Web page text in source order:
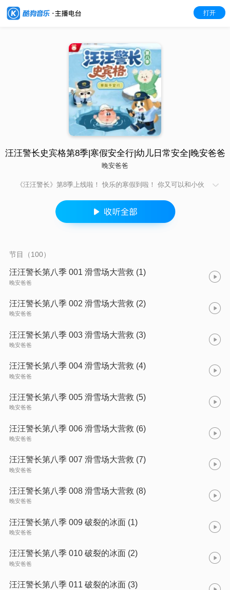
打开
汪汪警长史宾格第8季|寒假安全行|幼儿日常安全|晚安爸爸
晚安爸爸
《汪汪警长》第8季上线啦！ 快乐的寒假到啦！ 你又可以和小伙
样让快乐的寒假更平安呢？ 跟着汪汪警长，学习寒假安全技能，
解锁寒假安全密码吧！
节目（100）
汪汪警长第八季 001 滑雪场大营救 (1)
晚安爸爸
汪汪警长第八季 002 滑雪场大营救 (2)
晚安爸爸
汪汪警长第八季 003 滑雪场大营救 (3)
晚安爸爸
汪汪警长第八季 004 滑雪场大营救 (4)
晚安爸爸
汪汪警长第八季 005 滑雪场大营救 (5)
晚安爸爸
汪汪警长第八季 006 滑雪场大营救 (6)
晚安爸爸
汪汪警长第八季 007 滑雪场大营救 (7)
晚安爸爸
汪汪警长第八季 008 滑雪场大营救 (8)
晚安爸爸
汪汪警长第八季 009 破裂的冰面 (1)
晚安爸爸
汪汪警长第八季 010 破裂的冰面 (2)
晚安爸爸
汪汪警长第八季 011 破裂的冰面 (3)